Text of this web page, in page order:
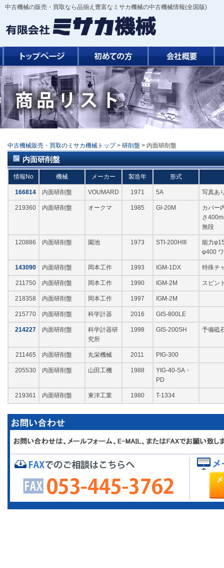
中古機械の販売・買取なら品揃え豊富なミサカ機械の中古機械情報(全国版)
中古機械販売・買取のミサカ機械トップ > 研削盤 > 内面研削盤
内面研削盤
情報No 機械 メーカー 製造年 形式
166814 内面研削盤 VOUMARD 1971 5A 写真あ
219360 内面研削盤 オークマ 1985 GI-20M
カバー
さ
無段
120886 内面研削盤 園池 1973 STI-200HIII
能力
φ400
143090 内面研削盤 岡本工作 1993 IGM-1DX 特殊チ
211750 内面研削盤 岡本工作 1990 IGM-2M スピン
218358 内面研削盤 岡本工作 1997 IGM-2M
215770 内面研削盤 科学計器 2016 GIS-800LE
214227 内面研削盤
科学計器研
究所
1998 GIS-200SH 予備砥
211465 内面研削盤 丸栄機械 2011 PIG-300
205530 内面研削盤 山田工機 1988
YIG-40-SA・
PD
219361 内面研削盤 東洋工業 1980 T-1334